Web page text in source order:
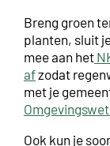
Breng groen
planten, sluit
mee aan het
afzodat
met je
Ook kun je